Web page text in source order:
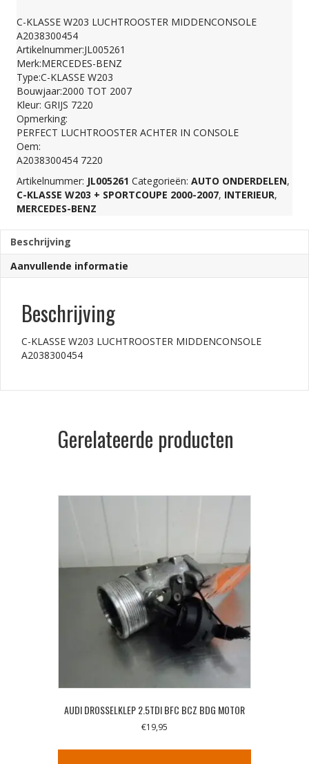
W203
LUCHTROOSTER
MIDDENCONSOLE
A2038300454
aantal
C-KLASSE W203 LUCHTROOSTER MIDDENCONSOLE
A2038300454
Artikelnummer:JL005261
Merk:MERCEDES-BENZ
Type:C-KLASSE W203
Bouwjaar:2000 TOT 2007
Kleur: GRIJS 7220
Opmerking:
PERFECT LUCHTROOSTER ACHTER IN CONSOLE
Oem:
A2038300454 7220
Artikelnummer: JL005261 Categorieën: AUTO ONDERDELEN,
C-KLASSE W203 + SPORTCOUPE 2000-2007, INTERIEUR,
MERCEDES-BENZ
Beschrijving
Aanvullende informatie
Beschrijving
C-KLASSE W203 LUCHTROOSTER MIDDENCONSOLE
A2038300454
Gerelateerde producten
AUDI DROSSELKLEP 2.5TDI BFC BCZ BDG MOTOR
€19,95